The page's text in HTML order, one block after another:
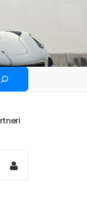
rtneri